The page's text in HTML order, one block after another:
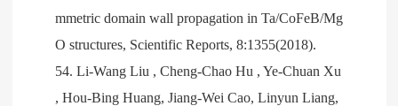
mmetric domain wall propagation in Ta/CoFeB/Mg
O structures, Scientific Reports, 8:1355(2018).
54. Li-Wang Liu , Cheng-Chao Hu , Ye-Chuan Xu
, Hou-Bing Huang, Jiang-Wei Cao, Linyun Liang,